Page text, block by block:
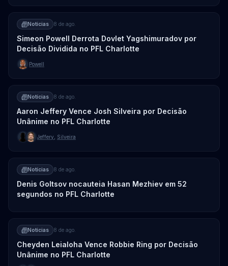
Notícias 8 de ago.
Simeon Powell Derrota Dovlet Yagshimuradov por
Decisão Dividida no PFL Charlotte
Powell
Notícias 8 de ago.
Aaron Jeffery Vence Josh Silveira por Decisão
Unânime no PFL Charlotte
Jeffery Silveira
Notícias 8 de ago.
Denis Goltsov nocauteia Hasan Mezhiev em 52
segundos no PFL Charlotte
Notícias 8 de ago.
Cheyden Leialoha Vence Robbie Ring por Decisão
Unânime no PFL Charlotte